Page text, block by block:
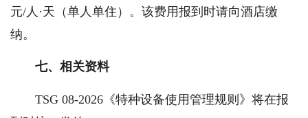
元/人·天（单人单住）。该费用报到时请向酒店缴
纳。
七、相关资料
TSG 08-2026《特种设备使用管理规则》将在报